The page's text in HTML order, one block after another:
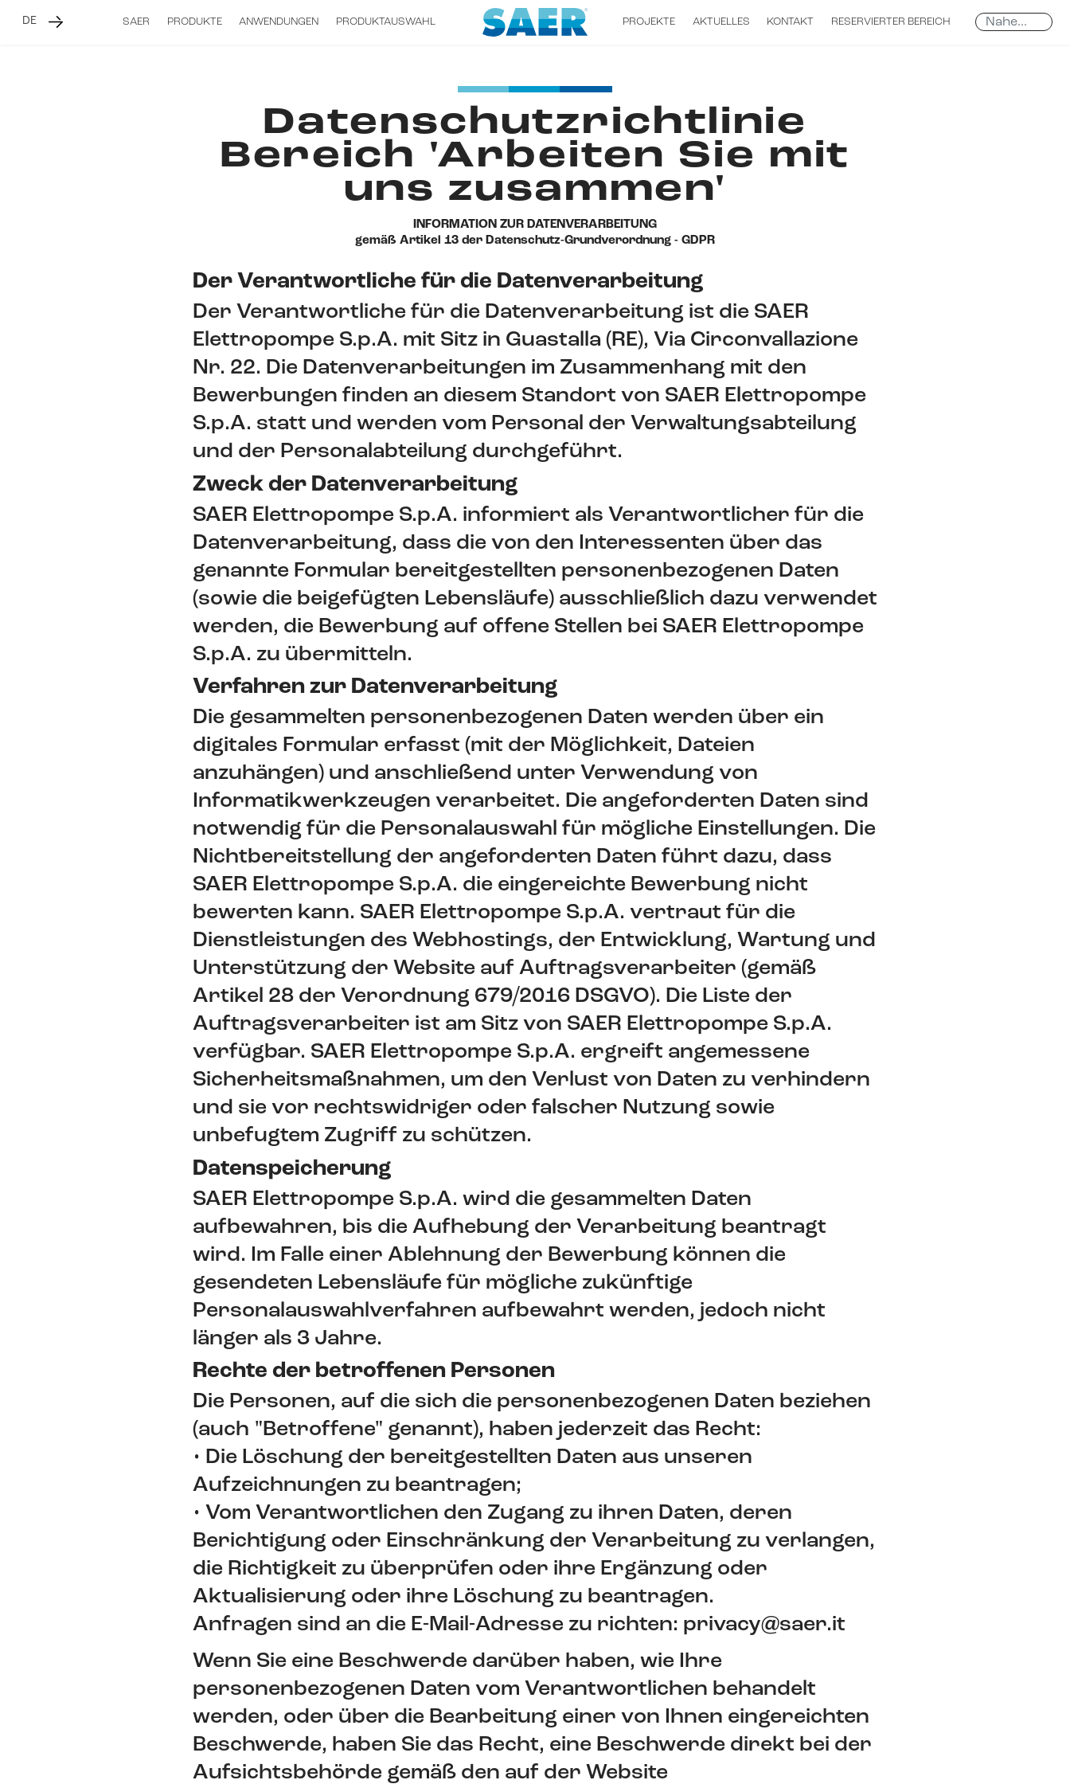
DE SAER PRODUKTE ANWENDUNGEN PRODUKTAUSWAHL PROJEKTE AKTUELLES KONTAKT RESERVIERTER BEREICH
Search
Datenschutzrichtlinie
Bereich 'Arbeiten Sie mit
uns zusammen'
INFORMATION ZUR DATENVERARBEITUNG
gemäß Artikel 13 der Datenschutz-Grundverordnung - GDPR
Der Verantwortliche für die Datenverarbeitung
Der Verantwortliche für die Datenverarbeitung ist die SAER
Elettropompe S.p.A. mit Sitz in Guastalla (RE), Via Circonvallazione
Nr. 22. Die Datenverarbeitungen im Zusammenhang mit den
Bewerbungen finden an diesem Standort von SAER Elettropompe
S.p.A. statt und werden vom Personal der Verwaltungsabteilung
und der Personalabteilung durchgeführt.
Zweck der Datenverarbeitung
SAER Elettropompe S.p.A. informiert als Verantwortlicher für die
Datenverarbeitung, dass die von den Interessenten über das
genannte Formular bereitgestellten personenbezogenen Daten
(sowie die beigefügten Lebensläufe) ausschließlich dazu verwendet
werden, die Bewerbung auf offene Stellen bei SAER Elettropompe
S.p.A. zu übermitteln.
Verfahren zur Datenverarbeitung
Die gesammelten personenbezogenen Daten werden über ein
digitales Formular erfasst (mit der Möglichkeit, Dateien
anzuhängen) und anschließend unter Verwendung von
Informatikwerkzeugen verarbeitet. Die angeforderten Daten sind
notwendig für die Personalauswahl für mögliche Einstellungen. Die
Nichtbereitstellung der angeforderten Daten führt dazu, dass
SAER Elettropompe S.p.A. die eingereichte Bewerbung nicht
bewerten kann. SAER Elettropompe S.p.A. vertraut für die
Dienstleistungen des Webhostings, der Entwicklung, Wartung und
Unterstützung der Website auf Auftragsverarbeiter (gemäß
Artikel 28 der Verordnung 679/2016 DSGVO). Die Liste der
Auftragsverarbeiter ist am Sitz von SAER Elettropompe S.p.A.
verfügbar. SAER Elettropompe S.p.A. ergreift angemessene
Sicherheitsmaßnahmen, um den Verlust von Daten zu verhindern
und sie vor rechtswidriger oder falscher Nutzung sowie
unbefugtem Zugriff zu schützen.
Datenspeicherung
SAER Elettropompe S.p.A. wird die gesammelten Daten
aufbewahren, bis die Aufhebung der Verarbeitung beantragt
wird. Im Falle einer Ablehnung der Bewerbung können die
gesendeten Lebensläufe für mögliche zukünftige
Personalauswahlverfahren aufbewahrt werden, jedoch nicht
länger als 3 Jahre.
Rechte der betroffenen Personen
Die Personen, auf die sich die personenbezogenen Daten beziehen
(auch "Betroffene" genannt), haben jederzeit das Recht:
• Die Löschung der bereitgestellten Daten aus unseren
Aufzeichnungen zu beantragen;
• Vom Verantwortlichen den Zugang zu ihren Daten, deren
Berichtigung oder Einschränkung der Verarbeitung zu verlangen,
die Richtigkeit zu überprüfen oder ihre Ergänzung oder
Aktualisierung oder ihre Löschung zu beantragen.
Anfragen sind an die E-Mail-Adresse zu richten: privacy@saer.it
Wenn Sie eine Beschwerde darüber haben, wie Ihre
personenbezogenen Daten vom Verantwortlichen behandelt
werden, oder über die Bearbeitung einer von Ihnen eingereichten
Beschwerde, haben Sie das Recht, eine Beschwerde direkt bei der
Aufsichtsbehörde gemäß den auf der Website